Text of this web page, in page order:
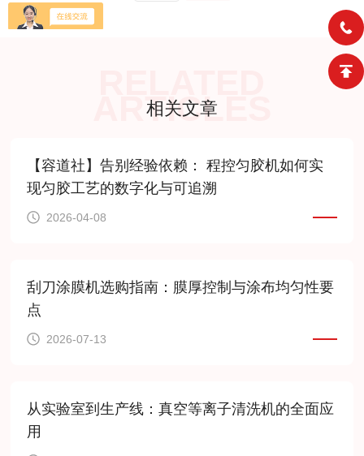
ARTICLES
相关文章
【容道社】告别经验依赖： 程控匀胶机如何实
现匀胶工艺的数字化与可追溯
2026-04-08
刮刀涂膜机选购指南：膜厚控制与涂布均匀性要
点
2026-07-13
从实验室到生产线：真空等离子清洗机的全面应
用